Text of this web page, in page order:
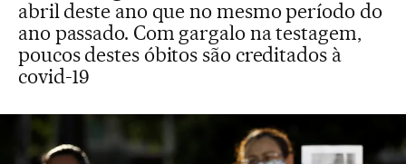
abril deste ano que no mesmo período do
ano passado. Com gargalo na testagem,
poucos destes óbitos são creditados à
covid-19